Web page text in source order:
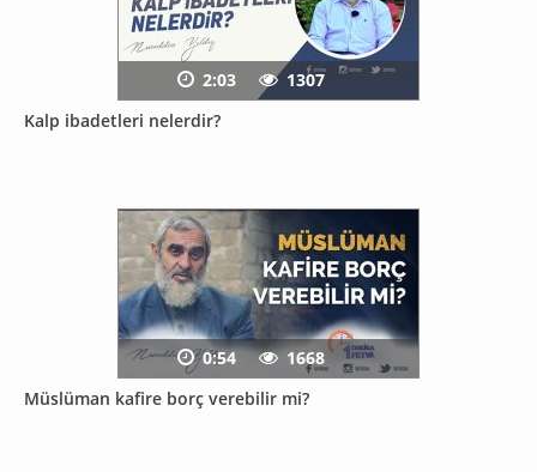
Kalp ibadetleri nelerdir?
2:03 1307
Müslüman kafire borç verebilir mi?
0:54 1668